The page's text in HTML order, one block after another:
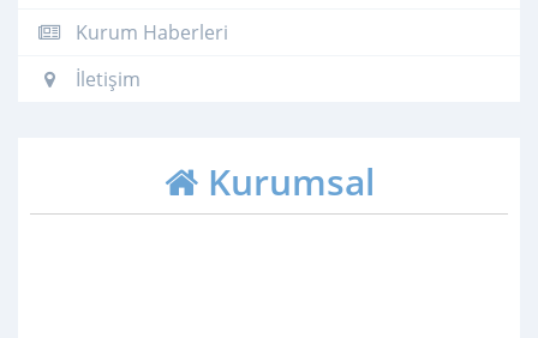
Kurum Haberleri
İletişim
Kurumsal